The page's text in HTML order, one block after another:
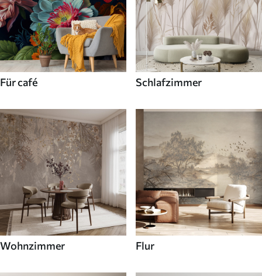
Für café Schlafzimmer
Wohnzimmer Flur